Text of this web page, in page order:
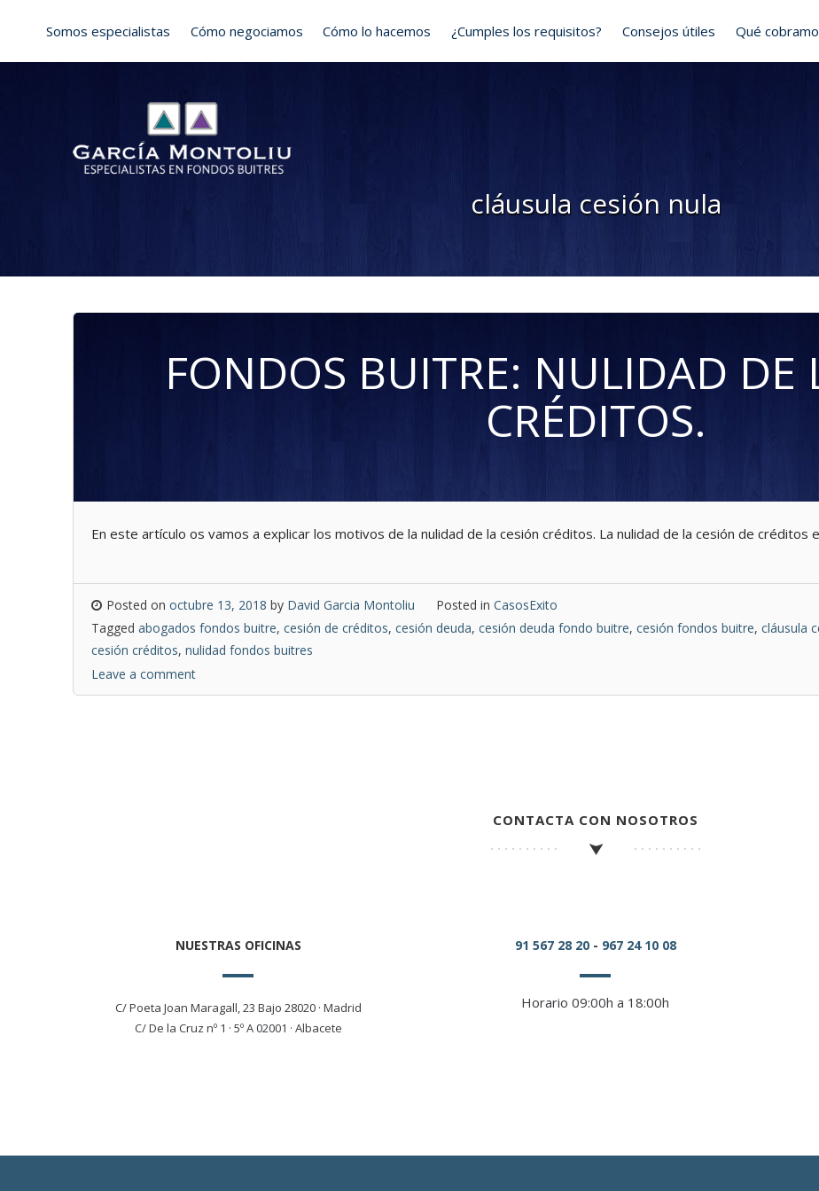
content
cláusula cesión nula
FONDOS BUITRE: NULIDAD DE
CRÉDITOS.
En este artículo os vamos a explicar los motivos de la nulidad de la cesión créditos. La nulidad de la cesión de créditos
Posted on octubre 13, 2018 by David Garcia Montoliu Posted in CasosExito
Tagged abogados fondos buitre, cesión de créditos, cesión deuda, cesión deuda fondo buitre, cesión fondos buitre, cláusula
cesión créditos, nulidad fondos buitres
Leave a comment
CONTACTA CON NOSOTROS
NUESTRAS OFICINAS
C/ Poeta Joan Maragall, 23 Bajo 28020 · Madrid
C/ De la Cruz nº 1 · 5º A 02001 · Albacete
91 567 28 20- 967 24 10 08
Horario 09:00h a 18:00h
Somos especialistas Cómo negociamos Cómo lo hacemos ¿Cumples los requisitos? Consejos útiles Qué